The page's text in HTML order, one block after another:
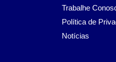
Trabalhe
Política de
Notícias